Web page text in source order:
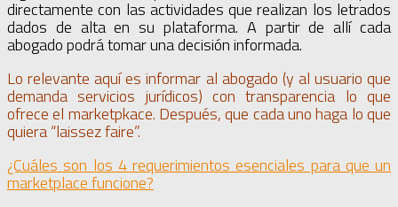
directamente con las actividades que realizan los letrados
dados de alta en su plataforma. A partir de allí cada
abogado podrá tomar una decisión informada.
Lo relevante aquí es informar al abogado (y al usuario que
demanda servicios jurídicos) con transparencia lo que
ofrece el marketpkace. Después, que cada uno haga lo que
quiera “laissez faire”.
¿Cuáles son los 4 requerimientos esenciales para que un
marketplace funcione?